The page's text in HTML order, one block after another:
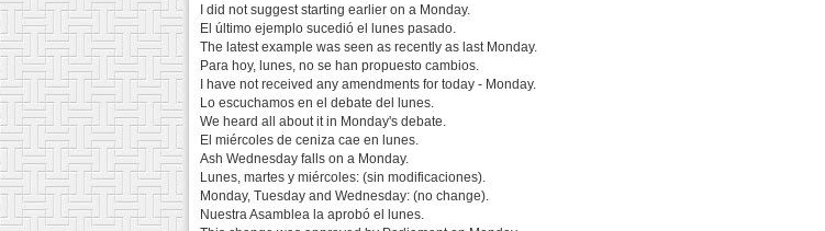
I did not suggest starting earlier on a Monday.
El último ejemplo sucedió el lunes pasado.
The latest example was seen as recently as last Monday.
Para hoy, lunes, no se han propuesto cambios.
I have not received any amendments for today - Monday.
Lo escuchamos en el debate del lunes.
We heard all about it in Monday's debate.
El miércoles de ceniza cae en lunes.
Ash Wednesday falls on a Monday.
Lunes, martes y miércoles: (sin modificaciones).
Monday, Tuesday and Wednesday: (no change).
Nuestra Asamblea la aprobó el lunes.